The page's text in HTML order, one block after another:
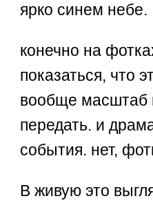
ярко синем небе.
конечно на
показаться, что
вообще масштаб
передать. и
события. нет,
В живую это